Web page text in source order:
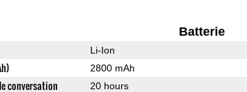
Batterie
Li-Ion
2800 mAh
conversation 20 hours